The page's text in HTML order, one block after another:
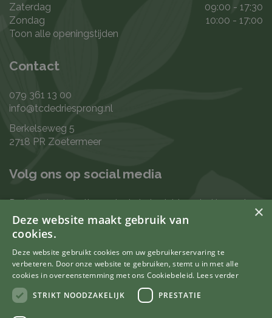
Zaterdag
09:00 - 17:30
Zondag
10:00 - 17:00
Toon alle openingstijden
Contact
079 361 13 00
info@tcdedriesprong.nl
Berkelseweg 5
2718 PR Zoetermeer
Volg ons op social media
De laatste nieuwtjes en leukste berichten vind je op de
de volgende kanalen:
Uw mening telt
×
Deze website maakt gebruik van
cookies.
Deze website gebruikt cookies om uw gebruikerservaring te
verbeteren. Door onze website te gebruiken, stemt u in met alle
cookies in overeenstemming met ons Cookiebeleid. Lees verder
STRIKT NOODZAKELIJK
PRESTATIE